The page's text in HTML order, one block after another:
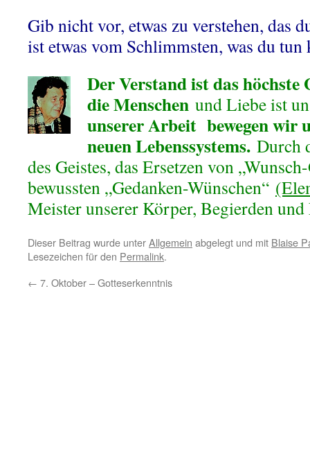
Gib nicht vor, etwas zu verstehen, das
ist etwas vom Schlimmsten, was du
Der Verstand ist das höchste
die Menschen und Liebe ist
unserer Arbeit bewegen wir
neuen Lebenssystems. Durch
des Geistes, das Ersetzen von
bewussten „Gedanken-Wünschen“
Meister unserer Körper, Begierden
Dieser Beitrag wurde unterAllgemein abgelegt und mit Blaise
Lesezeichen für den Permalink.
← 7. Oktober – Gotteserkenntnis